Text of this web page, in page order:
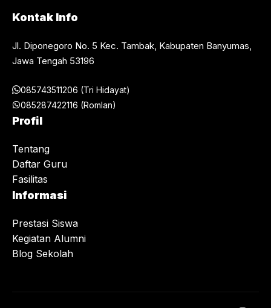
Kontak Info
Jl. Diponegoro No. 5 Kec. Tambak, Kabupaten Banyumas,
Jawa Tengah 53196
085743511206 (Tri Hidayat)
085287422116 (Romlan)
Profil
Tentang
Daftar Guru
Fasilitas
Informasi
Prestasi Siswa
Kegiatan Alumni
Blog Sekolah